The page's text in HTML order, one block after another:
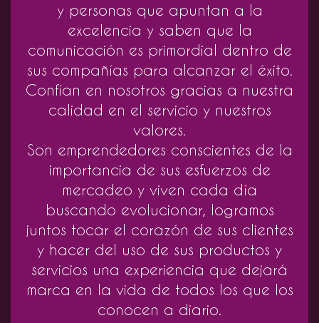
y personas que apuntan a la
excelencia y saben que la
comunicación es primordial dentro de
sus compañías para alcanzar el éxito.
Confían en nosotros gracias a nuestra
calidad en el servicio y nuestros
valores.
Son emprendedores conscientes de la
importancia de sus esfuerzos de
mercadeo y viven cada día
buscando evolucionar, logramos
juntos tocar el corazón de sus clientes
y hacer del uso de sus productos y
servicios una experiencia que dejará
marca en la vida de todos los que los
conocen a diario.